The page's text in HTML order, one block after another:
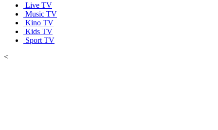
Live TV
Music TV
Kino TV
Kids TV
Sport TV
<